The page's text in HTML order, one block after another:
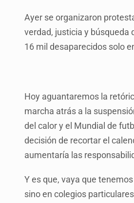
Ayer se organizaron
verdad, justicia y búsqueda
16 mil desaparecidos solo
Hoy aguantaremos la
marcha atrás a la
del calor y el Mundial de
decisión de recortar el
aumentaría las
Y es que, vaya que
sino en colegios